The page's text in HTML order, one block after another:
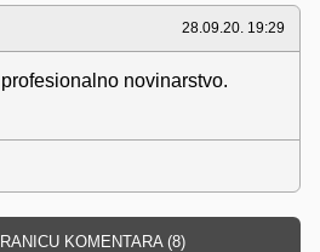
28.09.20. 19:29
novinarstvo.
KOMENTARA (8)